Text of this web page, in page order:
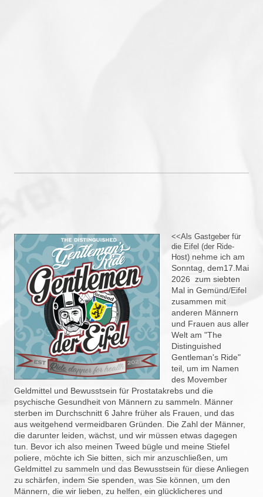
<<Als Gastgeber für
die Eifel (der Ride-
Host) nehme ich am
Sonntag, dem17.Mai
2026 zum siebten
Mal in Gemünd/Eifel
zusammen mit
anderen Männern
und Frauen aus aller
Welt am "The
Distinguished
Gentleman's Ride"
teil, um im Namen
des Movember
Geldmittel und Bewusstsein für Prostatakrebs und die
psychische Gesundheit von Männern zu sammeln. Männer
sterben im Durchschnitt 6 Jahre früher als Frauen, und das
aus weitgehend vermeidbaren Gründen. Die Zahl der Männer,
die darunter leiden, wächst, und wir müssen etwas dagegen
tun. Bevor ich also meinen Tweed bügle und meine Stiefel
poliere, möchte ich Sie bitten, sich mir anzuschließen, um
Geldmittel zu sammeln und das Bewusstsein für diese Anliegen
zu schärfen, indem Sie spenden, was Sie können, um den
Männern, die wir lieben, zu helfen, ein glücklicheres und